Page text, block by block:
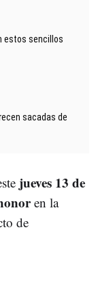
jueves 13 de
en la
de